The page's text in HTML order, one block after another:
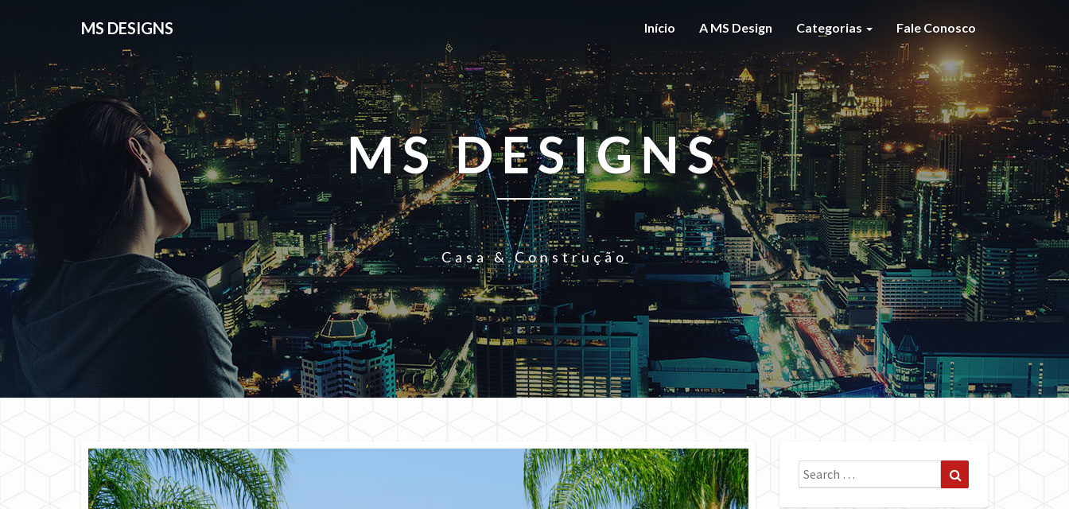
MS DESIGNS Início A MS Design Categorias Fale Conosco
MS DESIGNS
Casa & Construção
Search
for: